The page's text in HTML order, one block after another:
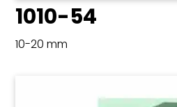
1010-54
10-20 mm